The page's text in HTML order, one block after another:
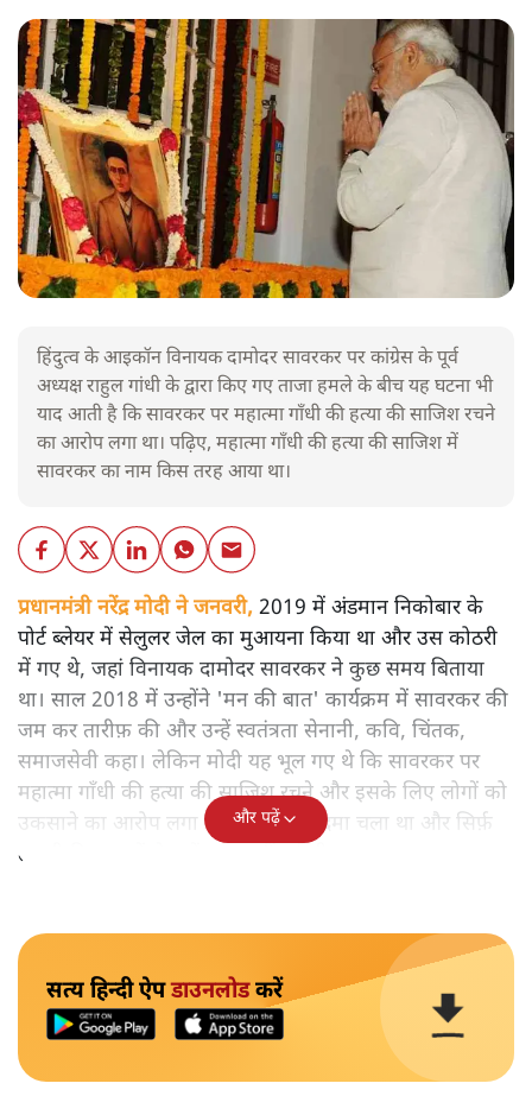
हिंदुत्व के आइकॉन विनायक दामोदर सावरकर पर कांग्रेस के पूर्व
अध्यक्ष राहुल गांधी के द्वारा किए गए ताजा हमले के बीच यह घटना भी
याद आती है कि सावरकर पर महात्मा गाँधी की हत्या की साजिश रचने
का आरोप लगा था। पढ़िए, महात्मा गाँधी की हत्या की साजिश में
सावरकर का नाम किस तरह आया था।
प्रधानमंत्री नरेंद्र मोदी ने जनवरी, 2019 में अंडमान निकोबार के
पोर्ट ब्लेयर में सेलुलर जेल का मुआयना किया था और उस कोठरी
में गए थे, जहां विनायक दामोदर सावरकर ने कुछ समय बिताया
था। साल 2018 में उन्होंने 'मन की बात' कार्यक्रम में सावरकर की
जम कर तारीफ़ की और उन्हें स्वतंत्रता सेनानी, कवि, चिंतक,
समाजसेवी कहा। लेकिन मोदी यह भूल गए थे कि सावरकर पर
महात्मा गाँधी की हत्या की साजिश रचने और इसके लिए लोगों को
उकसाने का आरोप लगा था, उन पर मुक़दमा चला था और सिर्फ़
तकनीकी कारणों से उन्हें सज़ा नहीं हुई थी।
और पढ़ें
सत्य हिन्दी ऐपडाउनलोडकरें